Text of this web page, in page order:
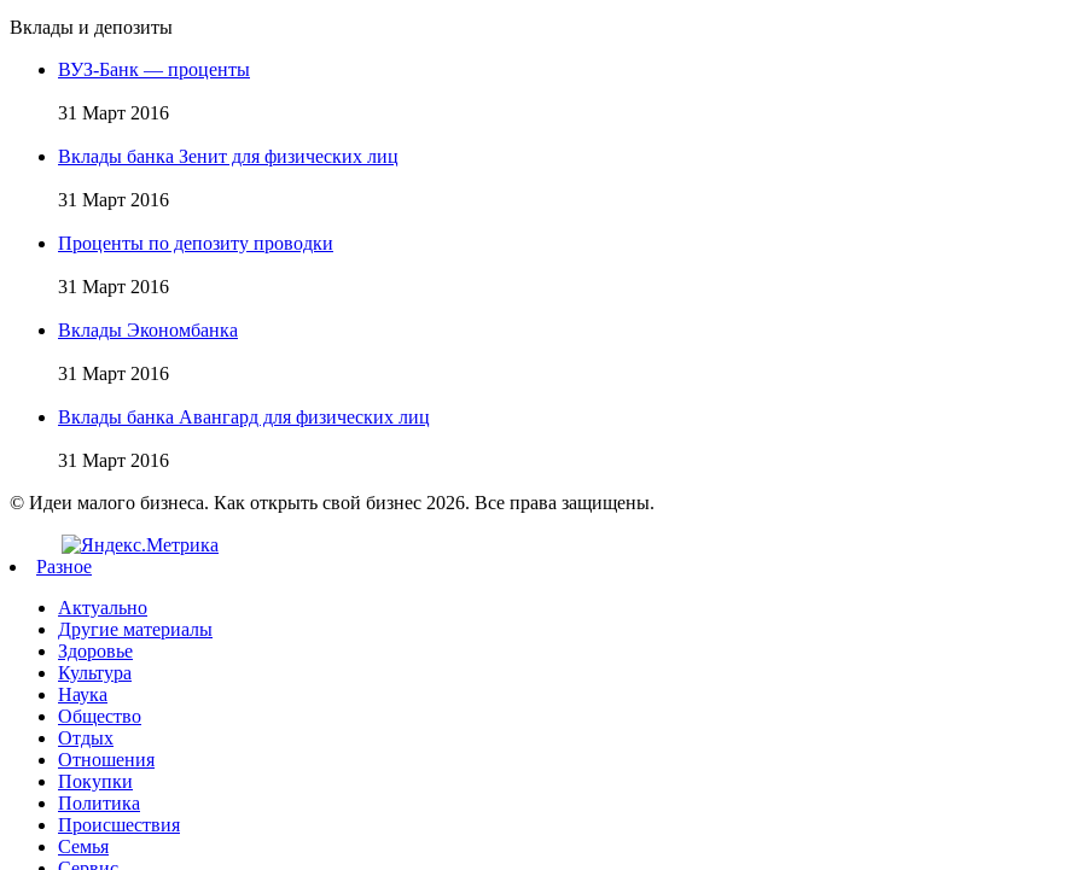
Вклады и депозиты
ВУЗ-Банк — проценты
31 Март 2016
Вклады банка Зенит для физических лиц
31 Март 2016
Проценты по депозиту проводки
31 Март 2016
Вклады Экономбанка
31 Март 2016
Вклады банка Авангард для физических лиц
31 Март 2016
© Идеи малого бизнеса. Как открыть свой бизнес 2026. Все права защищены.
Разное
Актуально
Другие материалы
Здоровье
Культура
Наука
Общество
Отдых
Отношения
Покупки
Политика
Происшествия
Семья